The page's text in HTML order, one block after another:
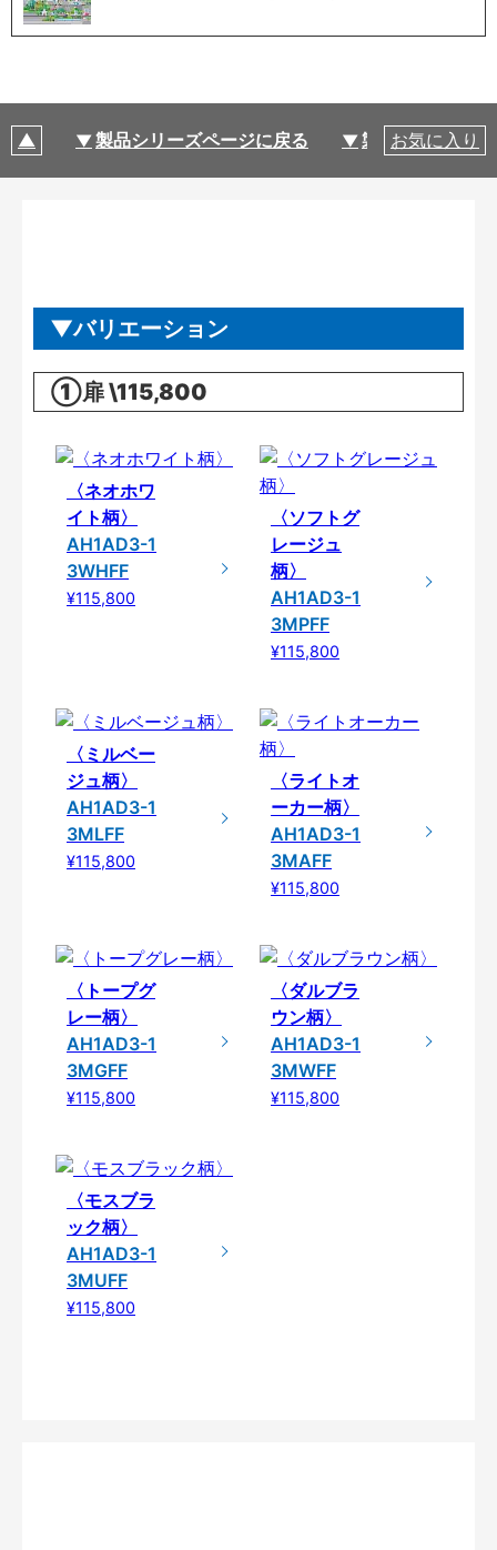
製品シリーズページに戻る 製品仕様
お気に入り
バリエーション
①扉 \115,800
〈ネオホワ
イト柄〉
AH1AD3-1
3WHFF
¥115,800
〈ソフトグ
レージュ
柄〉
AH1AD3-1
3MPFF
¥115,800
〈ミルベー
ジュ柄〉
AH1AD3-1
3MLFF
¥115,800
〈ライトオ
ーカー柄〉
AH1AD3-1
3MAFF
¥115,800
〈トープグ
レー柄〉
AH1AD3-1
3MGFF
¥115,800
〈ダルブラ
ウン柄〉
AH1AD3-1
3MWFF
¥115,800
〈モスブラ
ック柄〉
AH1AD3-1
3MUFF
¥115,800